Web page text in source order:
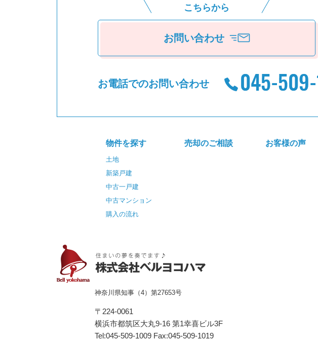
こちらから
お問い合わせ
お電話でのお問い合わせ
物件を探す
土地
新築戸建
中古一戸建
中古マンション
購入の流れ
売却のご相談 お客様の声
神奈川県知事（4）第27653号
〒224-0061
横浜市都筑区⼤丸9-16 第1幸喜ビル3F
Tel:045-509-1009 Fax:045-509-1019